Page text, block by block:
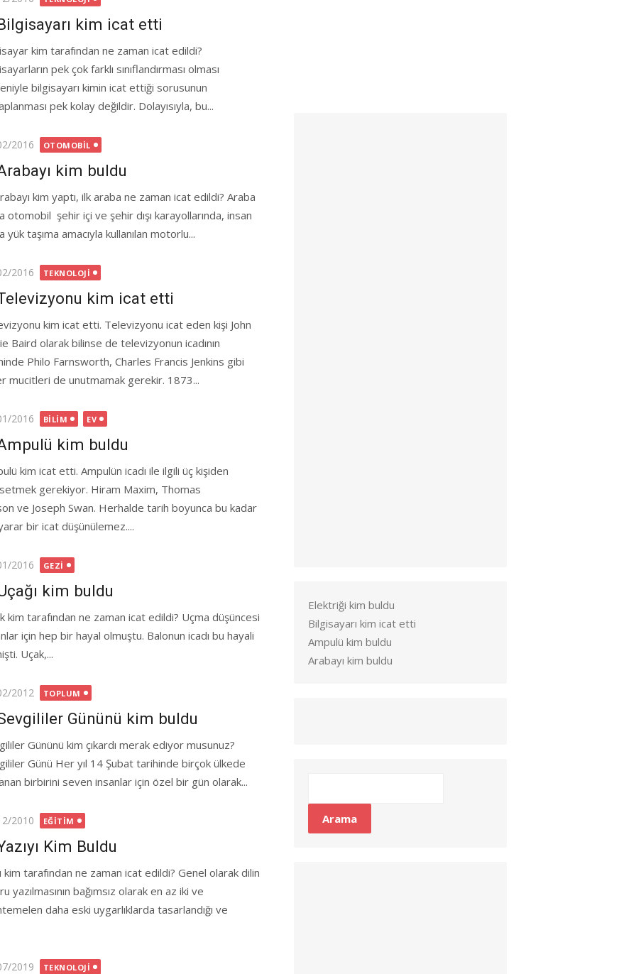
kim icat etti
kim tarafından ne zaman icat edildi?
pek çok farklı sınıflandırması olması
bilgisayarı kimin icat ettiği sorusunun
pek kolay değildir. Dolayısıyla, bu...
2016 OTOMOBIL
kim buldu
kim yaptı, ilk araba ne zaman icat edildi? Araba
otomobil şehir içi ve şehir dışı karayollarında, insan
yük taşıma amacıyla kullanılan motorlu...
2016 TEKNOLOJI
kim icat etti
kim icat etti. Televizyonu icat eden kişi John
Baird olarak bilinse de televizyonun icadının
Philo Farnsworth, Charles Francis Jenkins gibi
mucitleri de unutmamak gerekir. 1873...
2016 BILIM EV
kim buldu
kim icat etti. Ampulün icadı ile ilgili üç kişiden
gerekiyor. Hiram Maxim, Thomas
ve Joseph Swan. Herhalde tarih boyunca bu kadar
bir icat düşünülemez....
2016 GEZI
kim buldu
kim tarafından ne zaman icat edildi? Uçma düşüncesi
için hep bir hayal olmuştu. Balonun icadı bu hayali
Uçak,...
2012 TOPLUM
Gününü kim buldu
Gününü kim çıkardı merak ediyor musunuz?
Günü Her yıl 14 Şubat tarihinde birçok ülkede
birbirini seven insanlar için özel bir gün olarak...
2010 EĞITIM
Kim Buldu
kim tarafından ne zaman icat edildi? Genel olarak dilin
yazılmasının bağımsız olarak en az iki ve
daha eski uygarlıklarda tasarlandığı ve
2019 TEKNOLOJI
Elektriği kim buldu
Bilgisayarı kim icat etti
Ampulü kim buldu
Arabayı kim buldu